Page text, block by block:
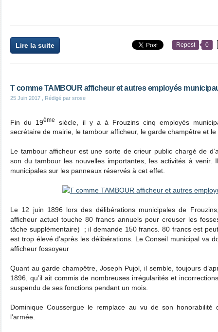
Lire la suite Repost 0
T comme TAMBOUR afficheur et autres employés
25 Juin 2017 , Rédigé par srose
Fin du 19ème
siècle, il y a à Frouzins cinq employés
secrétaire de mairie, le tambour afficheur, le garde champêtre et le
Le tambour afficheur est une sorte de crieur public chargé de
son du tambour les nouvelles importantes, les activités à venir.
municipales sur les panneaux réservés à cet effet.
Le 12 juin 1896 lors des délibérations municipales de
afficheur actuel touche 80 francs annuels pour creuser les
tâche supplémentaire) ; il demande 150 francs. 80 francs est
est trop élevé d’après les délibérations. Le Conseil municipal va
afficheur fossoyeur
Quant au garde champêtre, Joseph Pujol, il semble, toujours
1896, qu’il ait commis de nombreuses irrégularités et
suspendu de ses fonctions pendant un mois.
Dominique Coussergue le remplace au vu de son honorabilité
l’armée.